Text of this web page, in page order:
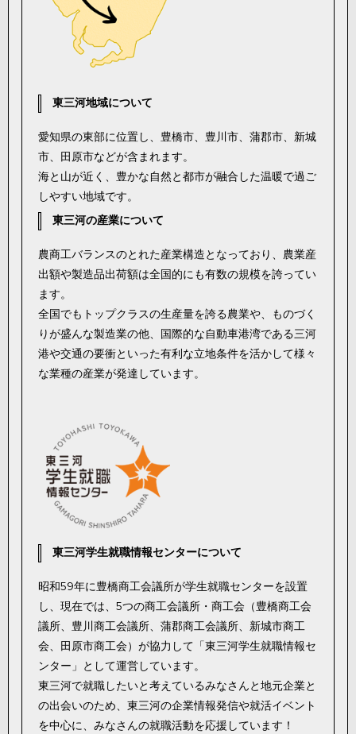
東三河地域について
愛知県の東部に位置し、豊橋市、豊川市、蒲郡市、新城
市、田原市などが含まれます。
海と山が近く、豊かな自然と都市が融合した温暖で過ご
しやすい地域です。
東三河の産業について
農商工バランスのとれた産業構造となっており、農業産
出額や製造品出荷額は全国的にも有数の規模を誇ってい
ます。
全国でもトップクラスの生産量を誇る農業や、ものづく
りが盛んな製造業の他、国際的な自動車港湾である三河
港や交通の要衝といった有利な立地条件を活かして様々
な業種の産業が発達しています。
東三河学生就職情報センターについて
昭和59年に豊橋商工会議所が学生就職センターを設置
し、現在では、5つの商工会議所・商工会（豊橋商工会
議所、豊川商工会議所、蒲郡商工会議所、新城市商工
会、田原市商工会）が協力して「東三河学生就職情報セ
ンター」として運営しています。
東三河で就職したいと考えているみなさんと地元企業と
の出会いのため、東三河の企業情報発信や就活イベント
を中心に、みなさんの就職活動を応援しています！